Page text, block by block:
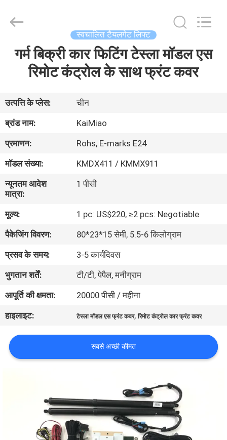
घर
हमारे
बारे
कारखाना
गुणवत्ता
नियंत्रण
संपर्क
समाचार
Technology
Reserved.
स्वचालित टैयलगेट लिफ्ट
गर्म बिक्री कार फिटिंग टेस्ला मॉडल एस
रिमोट कंट्रोल के साथ फ्रंट कवर
उत्पत्ति के प्लेस:
चीन
ब्रांड नाम:
KaiMiao
प्रमाणन:
Rohs, E-marks E24
मॉडल संख्या:
KMDX411 / KMMX911
न्यूनतम आदेश
मात्रा:
1 पीसी
मूल्य:
1 pc: US$220, ≥2 pcs: Negotiable
पैकेजिंग विवरण:
80*23*15 सेमी, 5.5-6 किलोग्राम
प्रसव के समय:
3-5 कार्यदिवस
भुगतान शर्तें:
टी/टी, पेपैल, मनीग्राम
आपूर्ति की क्षमता:
20000 पीसी / महीना
हाइलाइट:
टेस्ला मॉडल एस फ्रंट कवर,रिमोट कंट्रोल कार फ्रंट कवर
सबसे अच्छी कीमत